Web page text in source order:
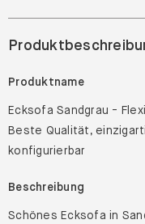
Produktname
Ecksofa Sandgrau -
Beste Qualität,
konfigurierbar
Beschreibung
Schönes Ecksofa in